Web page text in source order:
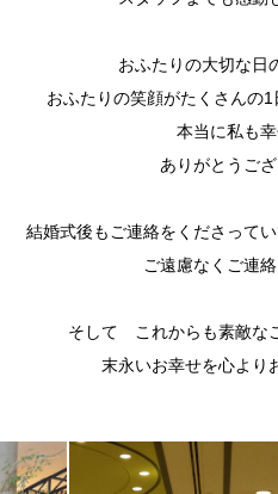
おふたりの大切な日
おふたりの笑顔がたくさんの
本当に私も
ありがとうござ
結婚式後もご連絡をくださって
ご遠慮なくご連
そして これからも素敵な
末永いお幸せを心より